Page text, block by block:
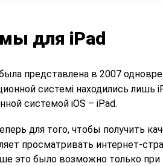
для iPad
представлена в 2007
системі находились
системой iOS – iPad.
для того, чтобы получить
просматривать интернет-
это было возможно только